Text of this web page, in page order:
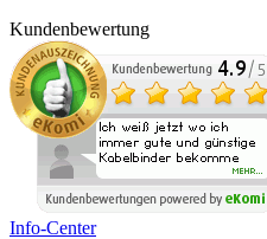
Kundenbewertung
Info-Center